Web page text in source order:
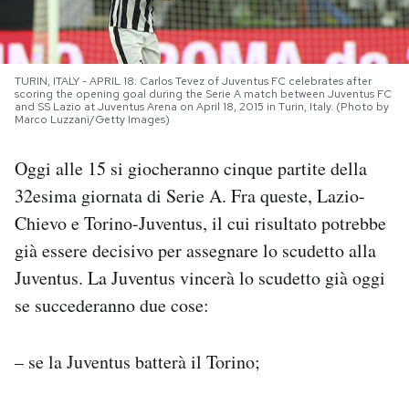
NEWSLETTER
I MIEI PREFERITI
SHOP
CALENDARIO
AREA PERSONALE
Notifiche mobile
TURIN, ITALY - APRIL 18: Carlos Tevez of Juventus FC celebrates after
scoring the opening goal during the Serie A match between Juventus FC
and SS Lazio at Juventus Arena on April 18, 2015 in Turin, Italy. (Photo by
Marco Luzzani/Getty Images)
Oggi alle 15 si giocheranno cinque partite della
32esima giornata di Serie A. Fra queste, Lazio-
Chievo e Torino-Juventus, il cui risultato potrebbe
già essere decisivo per assegnare lo scudetto alla
Juventus. La Juventus vincerà lo scudetto già oggi
se succederanno due cose:
– se la Juventus batterà il Torino;